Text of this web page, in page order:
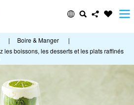
| Boire & Manger
|
les boissons, les desserts et les plats raffinés